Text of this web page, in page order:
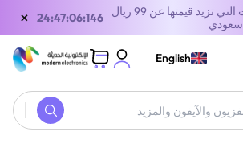
توصيل مجاني للطلبات التي تزيد قيمتها عن 99 ريال
سعودي
24:47:06:146
×
English